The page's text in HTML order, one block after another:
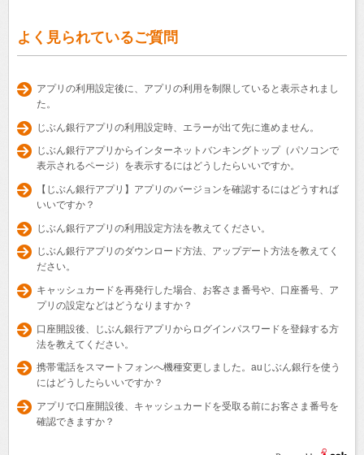
よく見られているご質問
アプリの利用設定後に、アプリの利用を制限していると表示されまし
た。
じぶん銀行アプリの利用設定時、エラーが出て先に進めません。
じぶん銀行アプリからインターネットバンキングトップ（パソコンで
表示されるページ）を表示するにはどうしたらいいですか。
【じぶん銀行アプリ】アプリのバージョンを確認するにはどうすれば
いいですか？
じぶん銀行アプリの利用設定方法を教えてください。
じぶん銀行アプリのダウンロード方法、アップデート方法を教えてく
ださい。
キャッシュカードを再発行した場合、お客さま番号や、口座番号、ア
プリの設定などはどうなりますか？
口座開設後、じぶん銀行アプリからログインパスワードを登録する方
法を教えてください。
携帯電話をスマートフォンへ機種変更しました。auじぶん銀行を使う
にはどうしたらいいですか？
アプリで口座開設後、キャッシュカードを受取る前にお客さま番号を
確認できますか？